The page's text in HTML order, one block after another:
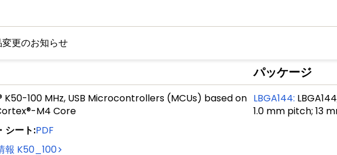
更のお知らせ
K50-100 MHz, USB Microcontrollers (MCUs) based on
M4 Core
シート:PDF
報 K50_100
パッケージ
LBGA144:
1.0 mm pitch; 13